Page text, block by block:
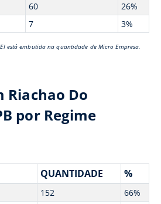
60
26%
7 3%
está embutida na quantidade de Micro Empresa.
Riachao Do
por Regime
QUANTIDADE %
152
66%